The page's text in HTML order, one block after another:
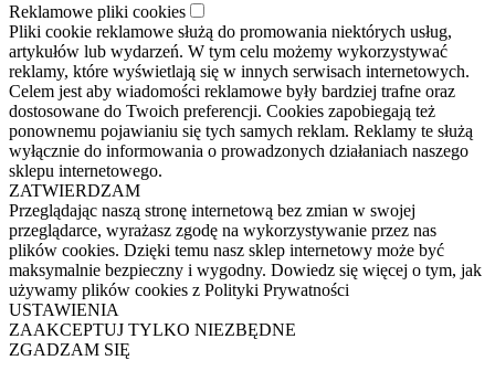
Reklamowe pliki cookies
Pliki cookie reklamowe służą do promowania niektórych usług,
artykułów lub wydarzeń. W tym celu możemy wykorzystywać
reklamy, które wyświetlają się w innych serwisach internetowych.
Celem jest aby wiadomości reklamowe były bardziej trafne oraz
dostosowane do Twoich preferencji. Cookies zapobiegają też
ponownemu pojawianiu się tych samych reklam. Reklamy te służą
wyłącznie do informowania o prowadzonych działaniach naszego
sklepu internetowego.
ZATWIERDZAM
Przeglądając naszą stronę internetową bez zmian w swojej
przeglądarce, wyrażasz zgodę na wykorzystywanie przez nas
plików cookies. Dzięki temu nasz sklep internetowy może być
maksymalnie bezpieczny i wygodny. Dowiedz się więcej o tym, jak
używamy plików cookies z Polityki Prywatności
USTAWIENIA
ZAAKCEPTUJ TYLKO NIEZBĘDNE
ZGADZAM SIĘ